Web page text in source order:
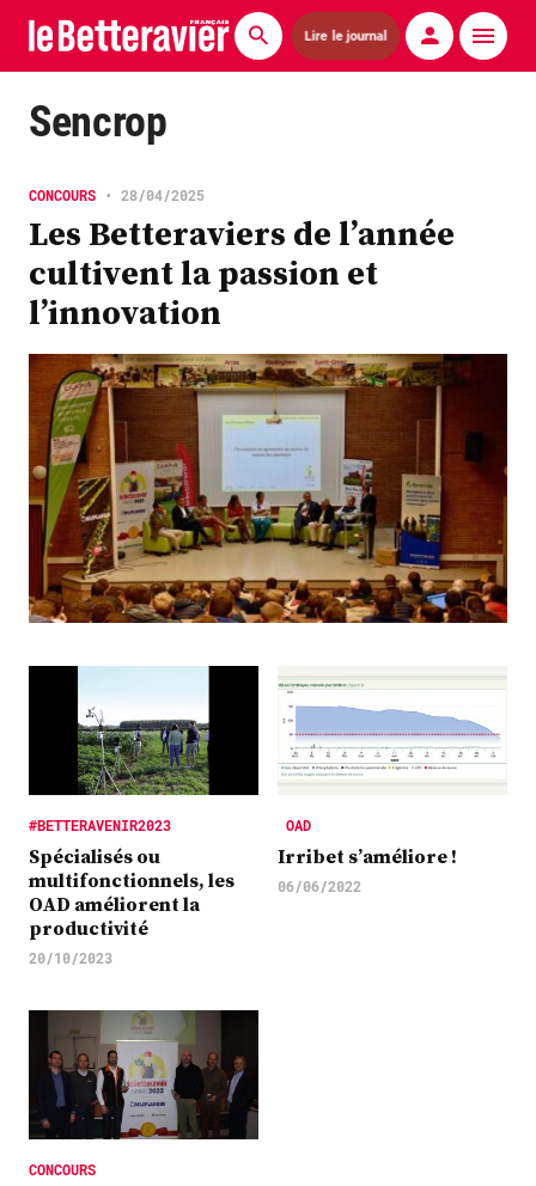
Lire le journal
Actualités
Agronomie
Matériels
La technique ITB
Pommes de terre
Guides pratiques
Chasse
Plus
Sencrop
CONCOURS • 28/04/2025
Les Betteraviers de l’année
cultivent la passion et
l’innovation
#BETTERAVENIR2023
Spécialisés ou
multifonctionnels, les
OAD améliorent la
productivité
20/10/2023
OAD
Irribet s’améliore !
06/06/2022
CONCOURS